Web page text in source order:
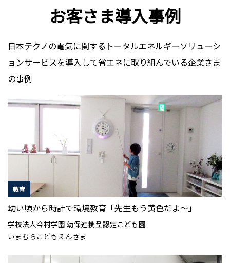
お客さま導入事例
日本テクノの電気に関するトータルエネルギーソリューシ
ョンサービスを導入して省エネに取り組んでいる企業さま
の事例
教育
幼い頃から時計で環境教育「先生もう黄色だよ～」
学校法人今村学園 幼保連携型認定こども園
いまむらこどもえんさま